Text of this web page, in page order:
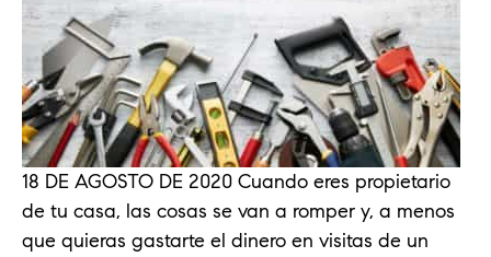
18 DE AGOSTO DE 2020 Cuando eres propietario
de tu casa, las cosas se van a romper y, a menos
que quieras gastarte el dinero en visitas de un